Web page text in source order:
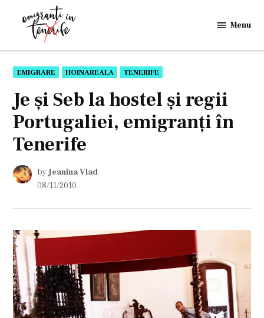
in
Menu
POSTED
IN
EMIGRARE HOINAREALA TENERIFE
Je şi Seb la hostel şi regii
Portugaliei, emigranţi în
Tenerife
by Jeanina Vlad
08/11/2010